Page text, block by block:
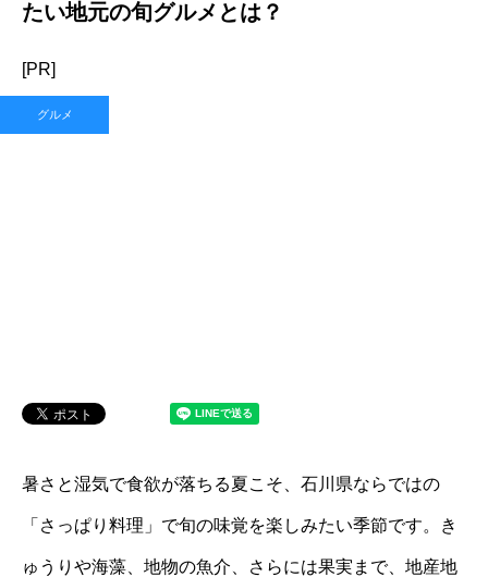
たい地元の旬グルメとは？
[PR]
グルメ
暑さと湿気で食欲が落ちる夏こそ、石川県ならではの
「さっぱり料理」で旬の味覚を楽しみたい季節です。き
ゅうりや海藻、地物の魚介、さらには果実まで、地産地